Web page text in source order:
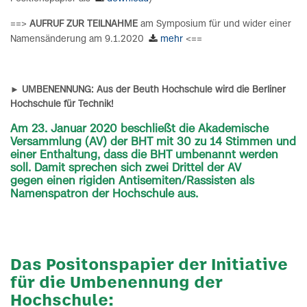
==> AUFRUF ZUR TEILNAHME am Symposium für und wider einer
Namensänderung am 9.1.2020
mehr <==
► UMBENENNUNG: Aus der Beuth Hochschule wird die Berliner
Hochschule für Technik!
Am 23. Januar 2020 beschließt die Akademische
Versammlung (AV) der BHT mit 30 zu 14 Stimmen und
einer Enthaltung, dass die BHT umbenannt werden
soll. Damit sprechen sich zwei Drittel der AV
gegen einen rigiden Antisemiten/Rassisten als
Namenspatron der Hochschule aus.
Das Positonspapier der Initiative
für die Umbenennung der
Hochschule: